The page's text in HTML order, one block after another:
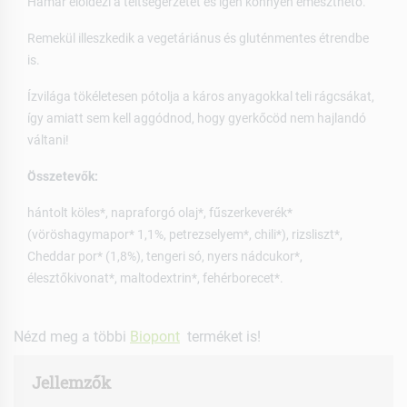
Remekül illeszkedik a vegetáriánus és gluténmentes étrendbe
is.
Ízvilága tökéletesen pótolja a káros anyagokkal teli rágcsákat,
így amiatt sem kell aggódnod, hogy gyerkőcöd nem hajlandó
váltani!
Összetevők:
hántolt köles*, napraforgó olaj*, fűszerkeverék*
(vöröshagymapor* 1,1%, petrezselyem*, chili*), rizsliszt*,
Cheddar por* (1,8%), tengeri só, nyers nádcukor*,
élesztőkivonat*, maltodextrin*, fehérborecet*.
Nézd meg a többi Biopont terméket is!
Jellemzők